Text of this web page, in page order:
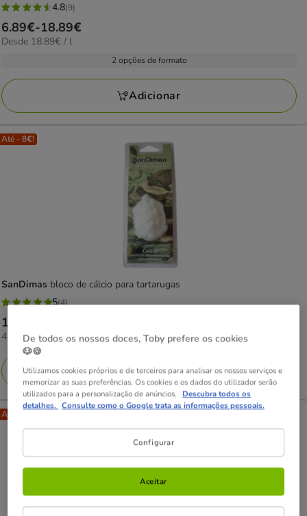
4.8
estrelas
com
avaliações
4.8(9)
Preço
de
18.89€
6.89€-18.89€
18.89€
Desde 18.89€ / l
2 opções de formato
Adicionar
Até - 8€!
SanDimas bloco de cálcio para tartarugas
5
estrelas
com
4
avaliações
5(4)
Preço
1.59€
1.59€
45.43€
KG
45.43€ / kg
Adicionar
Até - 8€!
De todos os nossos doces, Toby prefere os cookies
🐶🍪
Utilizamos cookies próprios e de terceiros para analisar os nossos serviços e
memorizar as suas preferências. Os cookies e os dados do utilizador serão
utilizados para a personalização de anúncios. Descubra todos os
detalhes. Consulte como o Google trata as informações pessoais.
Configurar
Aceitar